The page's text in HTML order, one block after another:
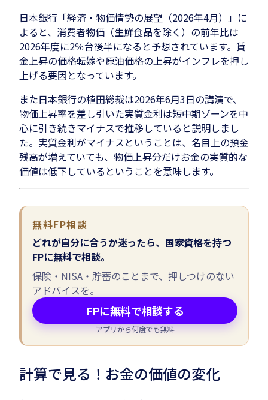
日本銀行「経済・物価情勢の展望（2026年4月）」に
よると、消費者物価（生鮮食品を除く）の前年比は
2026年度に2％台後半になると予想されています。賃
金上昇の価格転嫁や原油価格の上昇がインフレを押し
上げる要因となっています。
また日本銀行の植田総裁は2026年6月3日の講演で、
物価上昇率を差し引いた実質金利は短中期ゾーンを中
心に引き続きマイナスで推移していると説明しまし
た。実質金利がマイナスということは、名目上の預金
残高が増えていても、物価上昇分だけお金の実質的な
価値は低下しているということを意味します。
無料FP相談
どれが自分に合うか迷ったら、国家資格を持つ
FPに無料で相談。
保険・NISA・貯蓄のことまで、押しつけのない
アドバイスを。
FPに無料で相談する
アプリから何度でも無料
計算で見る！お金の価値の変化